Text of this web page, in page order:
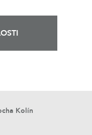
Kolín